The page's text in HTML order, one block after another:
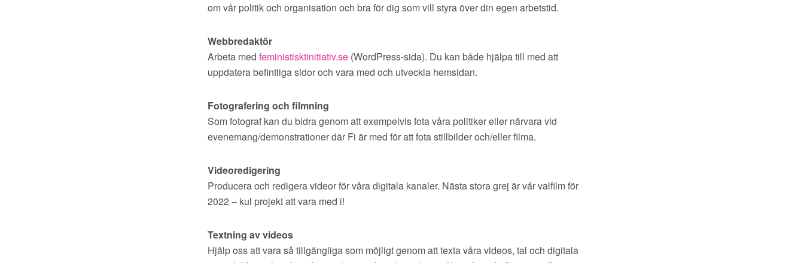
om vår politik och organisation och bra för dig som vill styra över din egen arbetstid.
Webbredaktör
Arbeta med feministisktinitiativ.se (WordPress-sida). Du kan både hjälpa till med att
uppdatera befintliga sidor och vara med och utveckla hemsidan.
Fotografering och filmning
Som fotograf kan du bidra genom att exempelvis fota våra politiker eller närvara vid
evenemang/demonstrationer där Fi är med för att fota stillbilder och/eller filma.
Videoredigering
Producera och redigera videor för våra digitala kanaler. Nästa stora grej är vår valfilm för
2022 – kul projekt att vara med i!
Textning av videos
Hjälp oss att vara så tillgängliga som möjligt genom att texta våra videos, tal och digitala